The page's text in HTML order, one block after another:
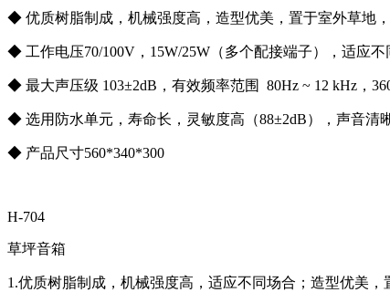
◆ 优质树脂制成，机械强度高，造型优美，置于室外草地，
◆ 工作电压70/100V，15W/25W（多个配接端子），适应不
◆ 最大声压级 103±2dB，有效频率范围 80Hz ~ 12 kHz，
◆ 选用防水单元，寿命长，灵敏度高（88±2dB），声音清
◆ 产品尺寸560*340*300
H-704
草坪音箱
1.优质树脂制成，机械强度高，适应不同场合；造型优美，